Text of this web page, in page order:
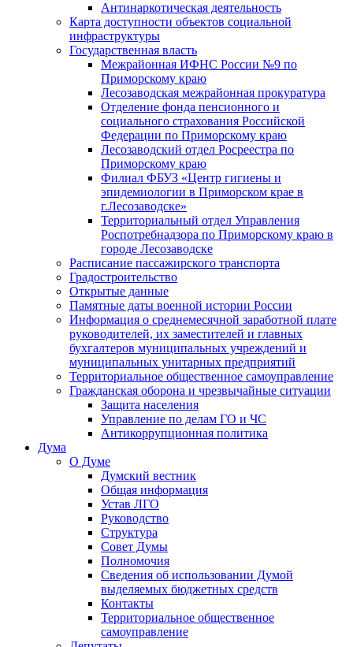
Антинаркотическая деятельность
Карта доступности объектов социальной
инфраструктуры
Государственная власть
Межрайонная ИФНС России №9 по
Приморскому краю
Лесозаводская межрайонная прокуратура
Отделение фонда пенсионного и
социального страхования Российской
Федерации по Приморскому краю
Лесозаводский отдел Росреестра по
Приморскому краю
Филиал ФБУЗ «Центр гигиены и
эпидемиологии в Приморском крае в
г.Лесозаводске»
Территориальный отдел Управления
Роспотребнадзора по Приморскому краю в
городе Лесозаводске
Расписание пассажирского транспорта
Градостроительство
Открытые данные
Памятные даты военной истории России
Информация о среднемесячной заработной плате
руководителей, их заместителей и главных
бухгалтеров муниципальных учреждений и
муниципальных унитарных предприятий
Территориальное общественное самоуправление
Гражданская оборона и чрезвычайные ситуации
Защита населения
Управление по делам ГО и ЧС
Антикоррупционная политика
Дума
О Думе
Думский вестник
Общая информация
Устав ЛГО
Руководство
Структура
Совет Думы
Полномочия
Сведения об использовании Думой
выделяемых бюджетных средств
Контакты
Территориальное общественное
самоуправление